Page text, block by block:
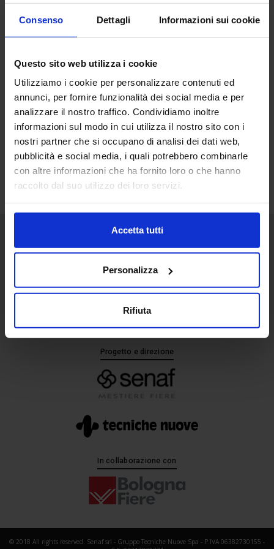
Consenso Dettagli Informazioni sui cookie
Questo sito web utilizza i cookie
Utilizziamo i cookie per personalizzare contenuti ed
annunci, per fornire funzionalità dei social media e per
analizzare il nostro traffico. Condividiamo inoltre
informazioni sul modo in cui utilizza il nostro sito con i
nostri partner che si occupano di analisi dei dati web,
pubblicità e social media, i quali potrebbero combinarle
con altre informazioni che ha fornito loro o che hanno
raccolto dal suo utilizzo dei loro servizi.
Accetta tutti
Personalizza
Rifiuta
Senaf srl
+ 39 051.325511
+ 39 02.332039460
Progetto e direzione
In collaborazione con
© 2018 All rights reserved. Senaf srl - Gruppo Tecniche Nuove Spa - P.IVA 06382730155 -